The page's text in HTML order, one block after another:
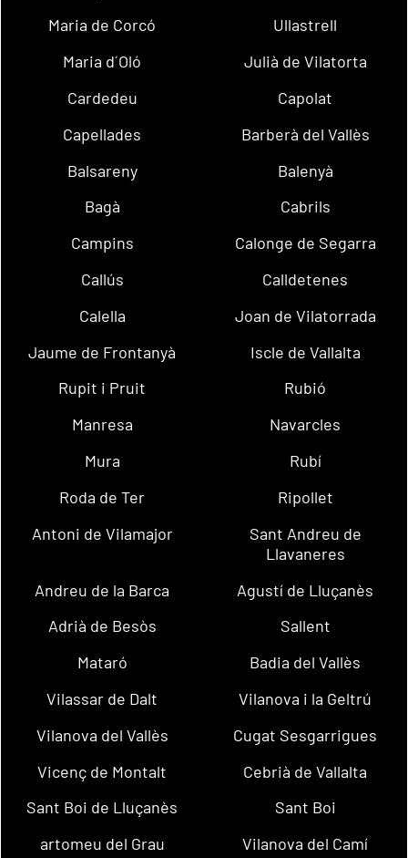
Maria de Corcó
Ullastrell
Maria d´Oló
Julià de Vilatorta
Cardedeu
Capolat
Capellades
Barberà del Vallès
Balsareny
Balenyà
Bagà
Cabrils
Campins
Calonge de Segarra
Callús
Calldetenes
Calella
Joan de Vilatorrada
Jaume de Frontanyà
Iscle de Vallalta
Rupit i Pruit
Rubió
Manresa
Navarcles
Mura
Rubí
Roda de Ter
Ripollet
Antoni de Vilamajor
Sant Andreu de
Llavaneres
Andreu de la Barca
Agustí de Lluçanès
Adrià de Besòs
Sallent
Mataró
Badia del Vallès
Vilassar de Dalt
Vilanova i la Geltrú
Vilanova del Vallès
Cugat Sesgarrigues
Vicenç de Montalt
Cebrià de Vallalta
Sant Boi de Lluçanès
Sant Boi
artomeu del Grau
Vilanova del Camí